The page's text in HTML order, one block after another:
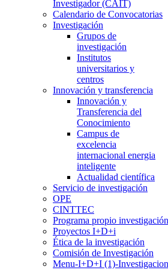
Investigador (CAIT)
Calendario de Convocatorias
Investigación
Grupos de
investigación
Institutos
universitarios y
centros
Innovación y transferencia
Innovación y
Transferencia del
Conocimiento
Campus de
excelencia
internacional energia
inteligente
Actualidad científica
Servicio de investigación
OPE
CINTTEC
Programa propio investigación
Proyectos I+D+i
Ética de la investigación
Comisión de Investigación
Menu-I+D+I (1)-Investigacion